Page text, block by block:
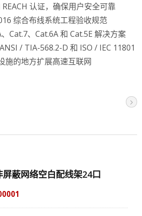
认证，确保用户安全可靠
综合布线系统工程验收规范
Cat.7、Cat.6A 和 Cat.5E 解决方案
/ TIA-568.2-D 和 ISO / IEC 11801
施的地方扩展高速互联网
蔽网络空白配线架24口